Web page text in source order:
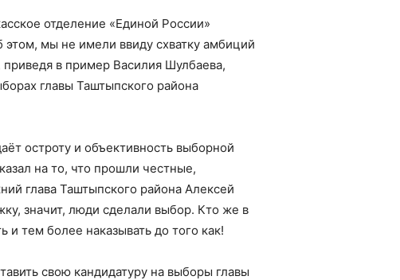
отделение «Единой России»
мы не имели ввиду схватку амбиций
в пример Василия Шулбаева,
главы Таштыпского района
остроту и объективность выборной
на то, что прошли честные,
глава Таштыпского района Алексей
значит, люди сделали выбор. Кто же в
и тем более наказывать до того как!
свою кандидатуру на выборы главы